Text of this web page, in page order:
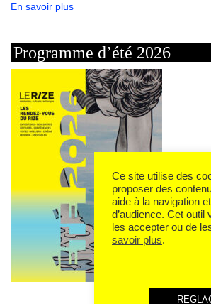
En savoir plus
Programme d’été 2026
Ce site utilise des
proposer des
aide à la navigation
d’audience. Cet outil
les accepter ou de
savoir plus.